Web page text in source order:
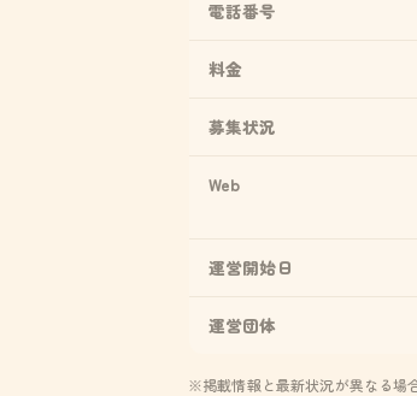
電話番号
料金
募集状況
Web
運営開始日
運営団体
※掲載情報と最新状況が異なる場